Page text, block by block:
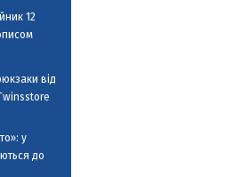
12
від
у
до